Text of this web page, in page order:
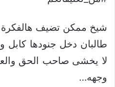
شيخ ممكن تضيف هالفكرة
طالبان دخل جنودها كابل
لا يخشى صاحب الحق
وجهه…